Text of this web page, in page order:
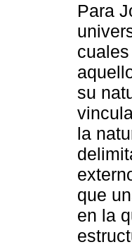
Para
su
la
que
en la